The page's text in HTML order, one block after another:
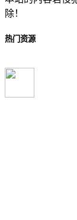
除！
热门资源